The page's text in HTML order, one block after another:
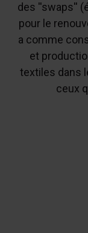
des ''swaps''
pour le
a comme
et
textiles dans
ceux